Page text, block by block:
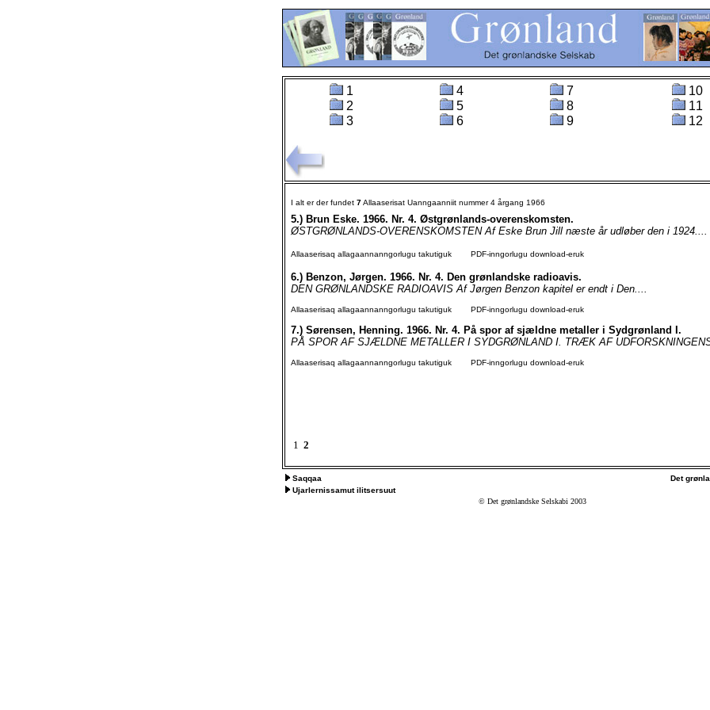
1
2
3
4
5
6
7
8
9
10
11
12
I alt er der fundet 7Allaaserisat Uanngaanniit nummer 4 årgang 1966
5.) Brun Eske. 1966. Nr. 4. Østgrønlands-overenskomsten.
ØSTGRØNLANDS-OVERENSKOMSTEN Af Eske Brun Jill næste år udløber den i 1924....
Allaaserisaq allagaannanngorlugu takutiguk PDF-inngorlugu download-eruk
6.) Benzon, Jørgen. 1966. Nr. 4. Den grønlandske radioavis.
DEN GRØNLANDSKE RADIOAVIS Af Jørgen Benzon kapitel er endt i Den....
Allaaserisaq allagaannanngorlugu takutiguk PDF-inngorlugu download-eruk
7.) Sørensen, Henning. 1966. Nr. 4. På spor af sjældne metaller i Sydgrønland I.
PÅ SPOR AF SJÆLDNE METALLER I SYDGRØNLAND I. TRÆK AF
Allaaserisaq allagaannanngorlugu takutiguk PDF-inngorlugu download-eruk
1 2
Saqqaa
Det
Ujarlernissamut ilitsersuut
© Det grønlandske Selskabi 2003